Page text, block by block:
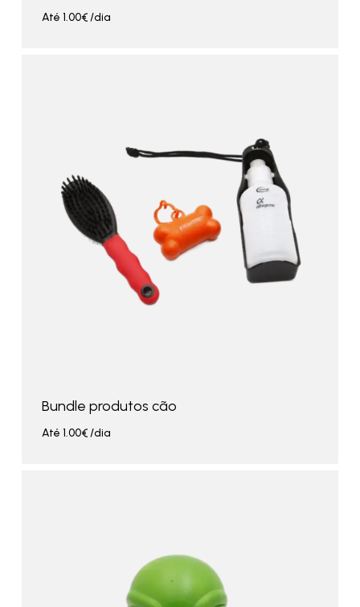
Até 1.00€/dia
Bundle produtos cão
Até 1.00€/dia